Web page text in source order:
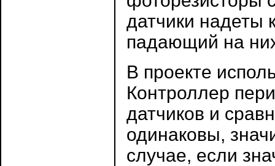
датчики надеты
падающий на
В проекте
Контроллер
датчиков и
одинаковы,
случае, если